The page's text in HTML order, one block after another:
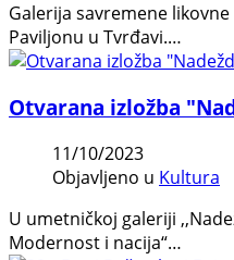
Galerija savremene
Paviljonu u Tvrđavi.…
Otvarana izložba
11/10/2023
Objavljeno u Kultura
U umetničkoj galeriji
Modernost i nacija“…